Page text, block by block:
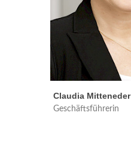
Claudia Mitteneder
Geschäftsführerin